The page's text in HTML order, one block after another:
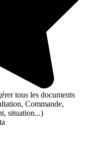
tous les documents
Commande,
situation...)